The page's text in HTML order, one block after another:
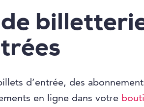
de
d’entrée, des
en ligne dans votre